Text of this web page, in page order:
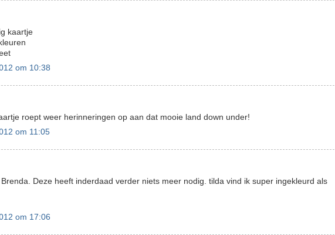
kaartje
om 10:38
roept weer herinneringen op aan dat mooie land down under!
om 11:05
Deze heeft inderdaad verder niets meer nodig. tilda vind ik super ingekleurd als
om 17:06